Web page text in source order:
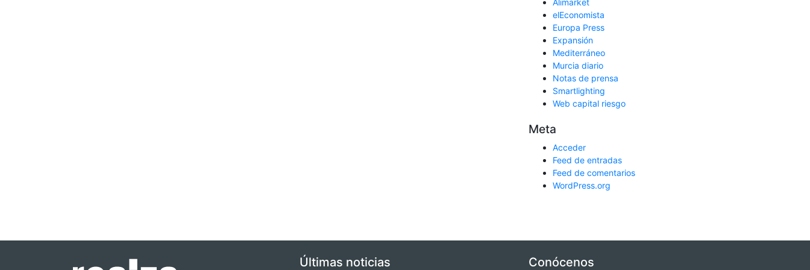
Alimarket
elEconomista
Europa Press
Expansión
Mediterráneo
Murcia diario
Notas de prensa
Smartlighting
Web capital riesgo
Meta
Acceder
Feed de entradas
Feed de comentarios
WordPress.org
Últimas noticias Conócenos